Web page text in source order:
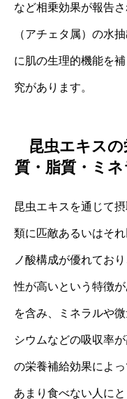
など相乗効果が報告
（アチェタ属）の水
に肌の生理的機能を
究があります。
昆虫エキス
質・脂質・ミ
昆虫エキスを通じて
類に匹敵あるいはそ
ノ酸構成が優れてお
性が高いという特徴
を含み、ミネラルや
シウムなどの吸収率
の栄養補給効果によ
あまり食べない人に